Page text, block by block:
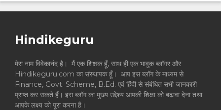
Hindikeguru
मेरा नाम विवेकानंद है। मैं एक शिक्षक हूँ, साथ ही एक भावुक ब्लॉगर और
Hindikeguru.com का संस्थापक हूँ। आप इस ब्लॉग के माध्यम से
Finance, Govt. Scheme, B.Ed. एवं हिंदी से संबंधित सभी जानकारी
प्राप्त कर सकते हैं। इस ब्लॉग का मुख्य उद्देश्य आपकी शिक्षा को बढ़ावा देना तथा
आपके लक्ष्य को पूरा करना है।